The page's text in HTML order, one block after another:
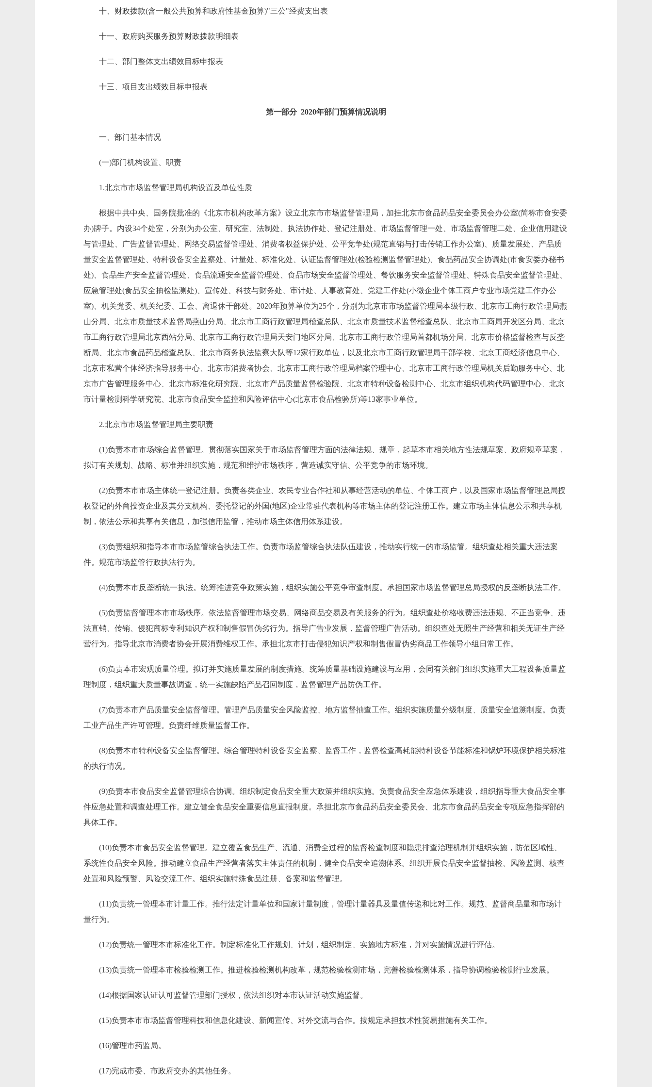
十、财政拨款(含一般公共预算和政府性基金预算)"三公"经费支出表
十一、政府购买服务预算财政拨款明细表
十二、部门整体支出绩效目标申报表
十三、项目支出绩效目标申报表
第一部分 2020年部门预算情况说明
一、部门基本情况
(一)部门机构设置、职责
1.北京市市场监督管理局机构设置及单位性质
根据中共中央、国务院批准的《北京市机构改革方案》设立北京市市场监督管理局，加挂北京市食品药品安全委员会办公室(简称市食安委
办)牌子。内设34个处室，分别为办公室、研究室、法制处、执法协作处、登记注册处、市场监督管理一处、市场监督管理二处、企业信用建设
与管理处、广告监督管理处、网络交易监督管理处、消费者权益保护处、公平竞争处(规范直销与打击传销工作办公室)、质量发展处、产品质
量安全监督管理处、特种设备安全监察处、计量处、标准化处、认证监督管理处(检验检测监督管理处)、食品药品安全协调处(市食安委办秘书
处)、食品生产安全监督管理处、食品流通安全监督管理处、食品市场安全监督管理处、餐饮服务安全监督管理处、特殊食品安全监督管理处、
应急管理处(食品安全抽检监测处)、宣传处、科技与财务处、审计处、人事教育处、党建工作处(小微企业个体工商户专业市场党建工作办公
室)、机关党委、机关纪委、工会、离退休干部处。2020年预算单位为25个，分别为北京市市场监督管理局本级行政、北京市工商行政管理局燕
山分局、北京市质量技术监督局燕山分局、北京市工商行政管理局稽查总队、北京市质量技术监督稽查总队、北京市工商局开发区分局、北京
市工商行政管理局北京西站分局、北京市工商行政管理局天安门地区分局、北京市工商行政管理局首都机场分局、北京市价格监督检查与反垄
断局、北京市食品药品稽查总队、北京市商务执法监察大队等12家行政单位，以及北京市工商行政管理局干部学校、北京工商经济信息中心、
北京市私营个体经济指导服务中心、北京市消费者协会、北京市工商行政管理局档案管理中心、北京市工商行政管理局机关后勤服务中心、北
京市广告管理服务中心、北京市标准化研究院、北京市产品质量监督检验院、北京市特种设备检测中心、北京市组织机构代码管理中心、北京
市计量检测科学研究院、北京市食品安全监控和风险评估中心(北京市食品检验所)等13家事业单位。
2.北京市市场监督管理局主要职责
(1)负责本市市场综合监督管理。贯彻落实国家关于市场监督管理方面的法律法规、规章，起草本市相关地方性法规草案、政府规章草案，
拟订有关规划、战略、标准并组织实施，规范和维护市场秩序，营造诚实守信、公平竞争的市场环境。
(2)负责本市市场主体统一登记注册。负责各类企业、农民专业合作社和从事经营活动的单位、个体工商户，以及国家市场监督管理总局授
权登记的外商投资企业及其分支机构、委托登记的外国(地区)企业常驻代表机构等市场主体的登记注册工作。建立市场主体信息公示和共享机
制，依法公示和共享有关信息，加强信用监管，推动市场主体信用体系建设。
(3)负责组织和指导本市市场监管综合执法工作。负责市场监管综合执法队伍建设，推动实行统一的市场监管。组织查处相关重大违法案
件。规范市场监管行政执法行为。
(4)负责本市反垄断统一执法。统筹推进竞争政策实施，组织实施公平竞争审查制度。承担国家市场监督管理总局授权的反垄断执法工作。
(5)负责监督管理本市市场秩序。依法监督管理市场交易、网络商品交易及有关服务的行为。组织查处价格收费违法违规、不正当竞争、违
法直销、传销、侵犯商标专利知识产权和制售假冒伪劣行为。指导广告业发展，监督管理广告活动。组织查处无照生产经营和相关无证生产经
营行为。指导北京市消费者协会开展消费维权工作。承担北京市打击侵犯知识产权和制售假冒伪劣商品工作领导小组日常工作。
(6)负责本市宏观质量管理。拟订并实施质量发展的制度措施。统筹质量基础设施建设与应用，会同有关部门组织实施重大工程设备质量监
理制度，组织重大质量事故调查，统一实施缺陷产品召回制度，监督管理产品防伪工作。
(7)负责本市产品质量安全监督管理。管理产品质量安全风险监控、地方监督抽查工作。组织实施质量分级制度、质量安全追溯制度。负责
工业产品生产许可管理。负责纤维质量监督工作。
(8)负责本市特种设备安全监督管理。综合管理特种设备安全监察、监督工作，监督检查高耗能特种设备节能标准和锅炉环境保护相关标准
的执行情况。
(9)负责本市食品安全监督管理综合协调。组织制定食品安全重大政策并组织实施。负责食品安全应急体系建设，组织指导重大食品安全事
件应急处置和调查处理工作。建立健全食品安全重要信息直报制度。承担北京市食品药品安全委员会、北京市食品药品安全专项应急指挥部的
具体工作。
(10)负责本市食品安全监督管理。建立覆盖食品生产、流通、消费全过程的监督检查制度和隐患排查治理机制并组织实施，防范区域性、
系统性食品安全风险。推动建立食品生产经营者落实主体责任的机制，健全食品安全追溯体系。组织开展食品安全监督抽检、风险监测、核查
处置和风险预警、风险交流工作。组织实施特殊食品注册、备案和监督管理。
(11)负责统一管理本市计量工作。推行法定计量单位和国家计量制度，管理计量器具及量值传递和比对工作。规范、监督商品量和市场计
量行为。
(12)负责统一管理本市标准化工作。制定标准化工作规划、计划，组织制定、实施地方标准，并对实施情况进行评估。
(13)负责统一管理本市检验检测工作。推进检验检测机构改革，规范检验检测市场，完善检验检测体系，指导协调检验检测行业发展。
(14)根据国家认证认可监督管理部门授权，依法组织对本市认证活动实施监督。
(15)负责本市市场监督管理科技和信息化建设、新闻宣传、对外交流与合作。按规定承担技术性贸易措施有关工作。
(16)管理市药监局。
(17)完成市委、市政府交办的其他任务。